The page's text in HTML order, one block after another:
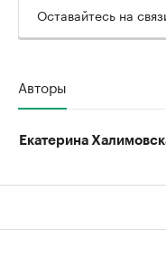
Оставайтесь на
Авторы
Екатерина